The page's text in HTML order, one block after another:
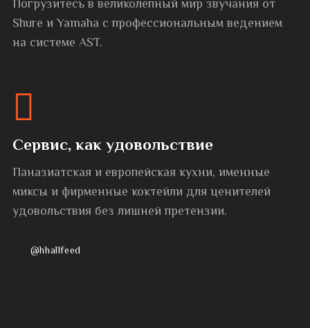
Погрузитесь в великолепный мир звучания от
Shure и Yamaha с профессиональным ведением
на системе AST.
Сервис, как удовольствие
Паназиатская и европейская кухни, именные
миксы и фирменные коктейли для ценителей
удовольствия без лишней претензии.
@hhallfeed